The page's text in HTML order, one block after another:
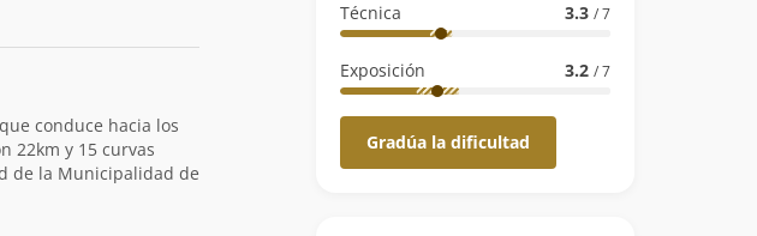
Técnica 3.3 / 7
Exposición 3.2 / 7
Gradúa la dificultad
conduce hacia los
22km y 15 curvas
de la Municipalidad de